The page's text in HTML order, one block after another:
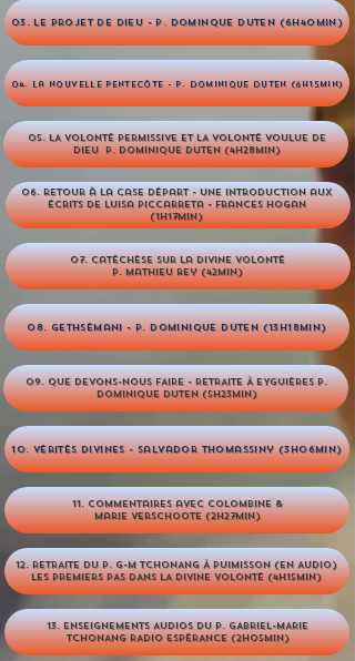
03. Le projet de Dieu - P. Dominque Duten (6h40min)
04. La Nouvelle Pentecôte - P. Dominique Duten (6h15min)
05. LA VOLONTÉ PERMISSIVE ET LA VOLONTÉ VOULUE DE
dIEU P. DOMINIQUE DUTEN (4H28MIN)
06. retour à la case départ - une introduction aux
écrits de luisa piccarreta - Frances hogan
(1H17MIN)
07. catéchèse sur la divine volonté
p. mathieu rey (42MIN)
08. Gethsémani - P. Dominique Duten (13h18min)
09. QUE DEVONS-NOUS FAIRE - RETRAITE À EYGUIÈRES p.
DOMINIQUE DUTEN (5H23MIN)
10. Vérités Divines - Salvador Thomassiny (3h06min)
11. commentaires avec colombine &
marie verschoote (2h27min)
12. RETRAITE DU p. G-M TCHONANG À PUIMISSON (EN AUDIO)
LES PREMIERS PAS DANS LA DIVINE VOLONTÉ (4H15MIN)
13. ENSEIGNEMENTS AUDIOS DU P. GABRIEL-MARIE
TCHONANG RADIO ESPÉRANCE (2H05MIN)